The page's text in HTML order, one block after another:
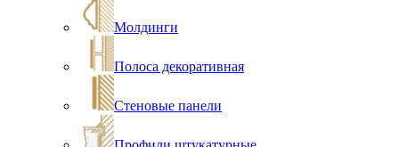
Молдинги
Полоса декоративная
Стеновые панели